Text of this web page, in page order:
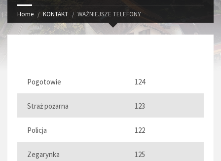
Home KONTAKT WAŻNIEJSZE TELEFONY
Pogotowie 124
Straż pożarna 123
Policja 122
Zegarynka 125